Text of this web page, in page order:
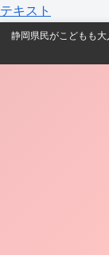
テキスト
静岡県民がこどもも